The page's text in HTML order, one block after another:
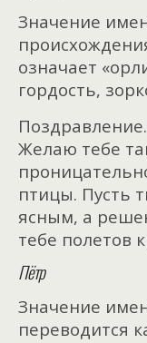
Значение
означает
гордость,
Желаю тебе
птицы. Пусть
ясным, а
тебе полетов к
Пётр
Значение
переводится